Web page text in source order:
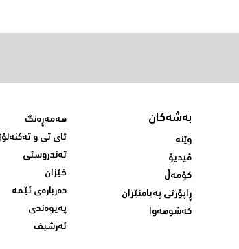
بەشەکان
وێنە
ڤیدیۆ
کۆمەڵ
ڕاپۆرتی پەیامنێران
کەشوهەوا
هەمەڕەنگ
ئای تی و
تەندروستی
خێزان
دەربارەی ئێمە
پەیوەندی
ئەرشیف